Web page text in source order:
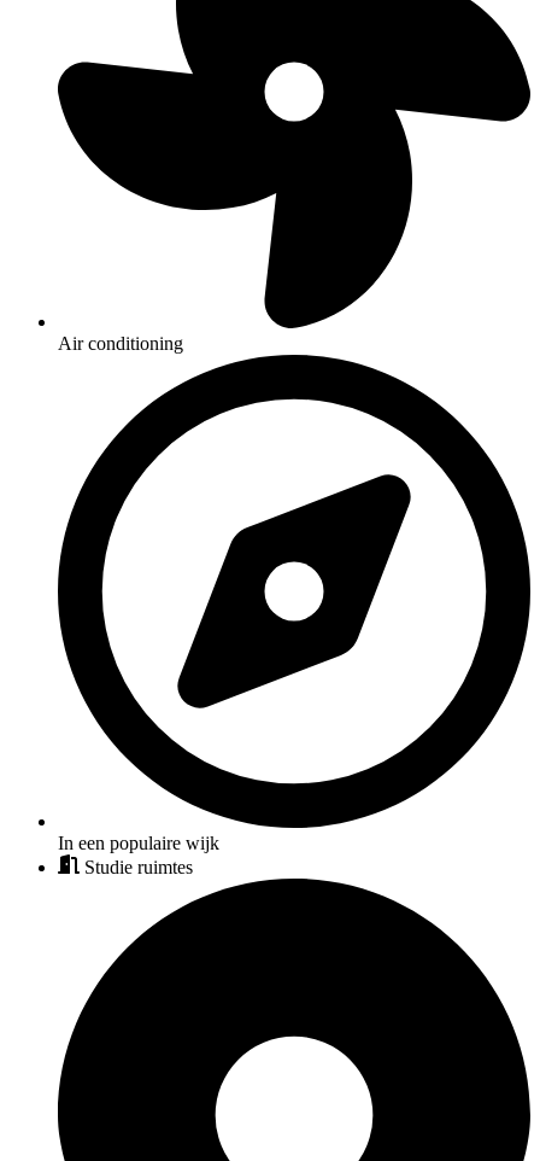
Air conditioning
In een populaire wijk
Studie ruimtes